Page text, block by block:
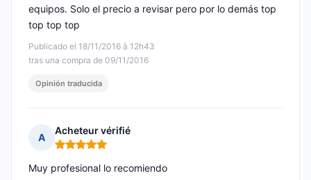
Publicado el 18/11/2016 à 12h43
tras una compra de 09/11/2016
equipos. Solo el precio a revisar pero por lo demás top
top top top
Opinión traducida
A
Acheteur vérifié
Nota: 5 de 5
Muy profesional lo recomiendo